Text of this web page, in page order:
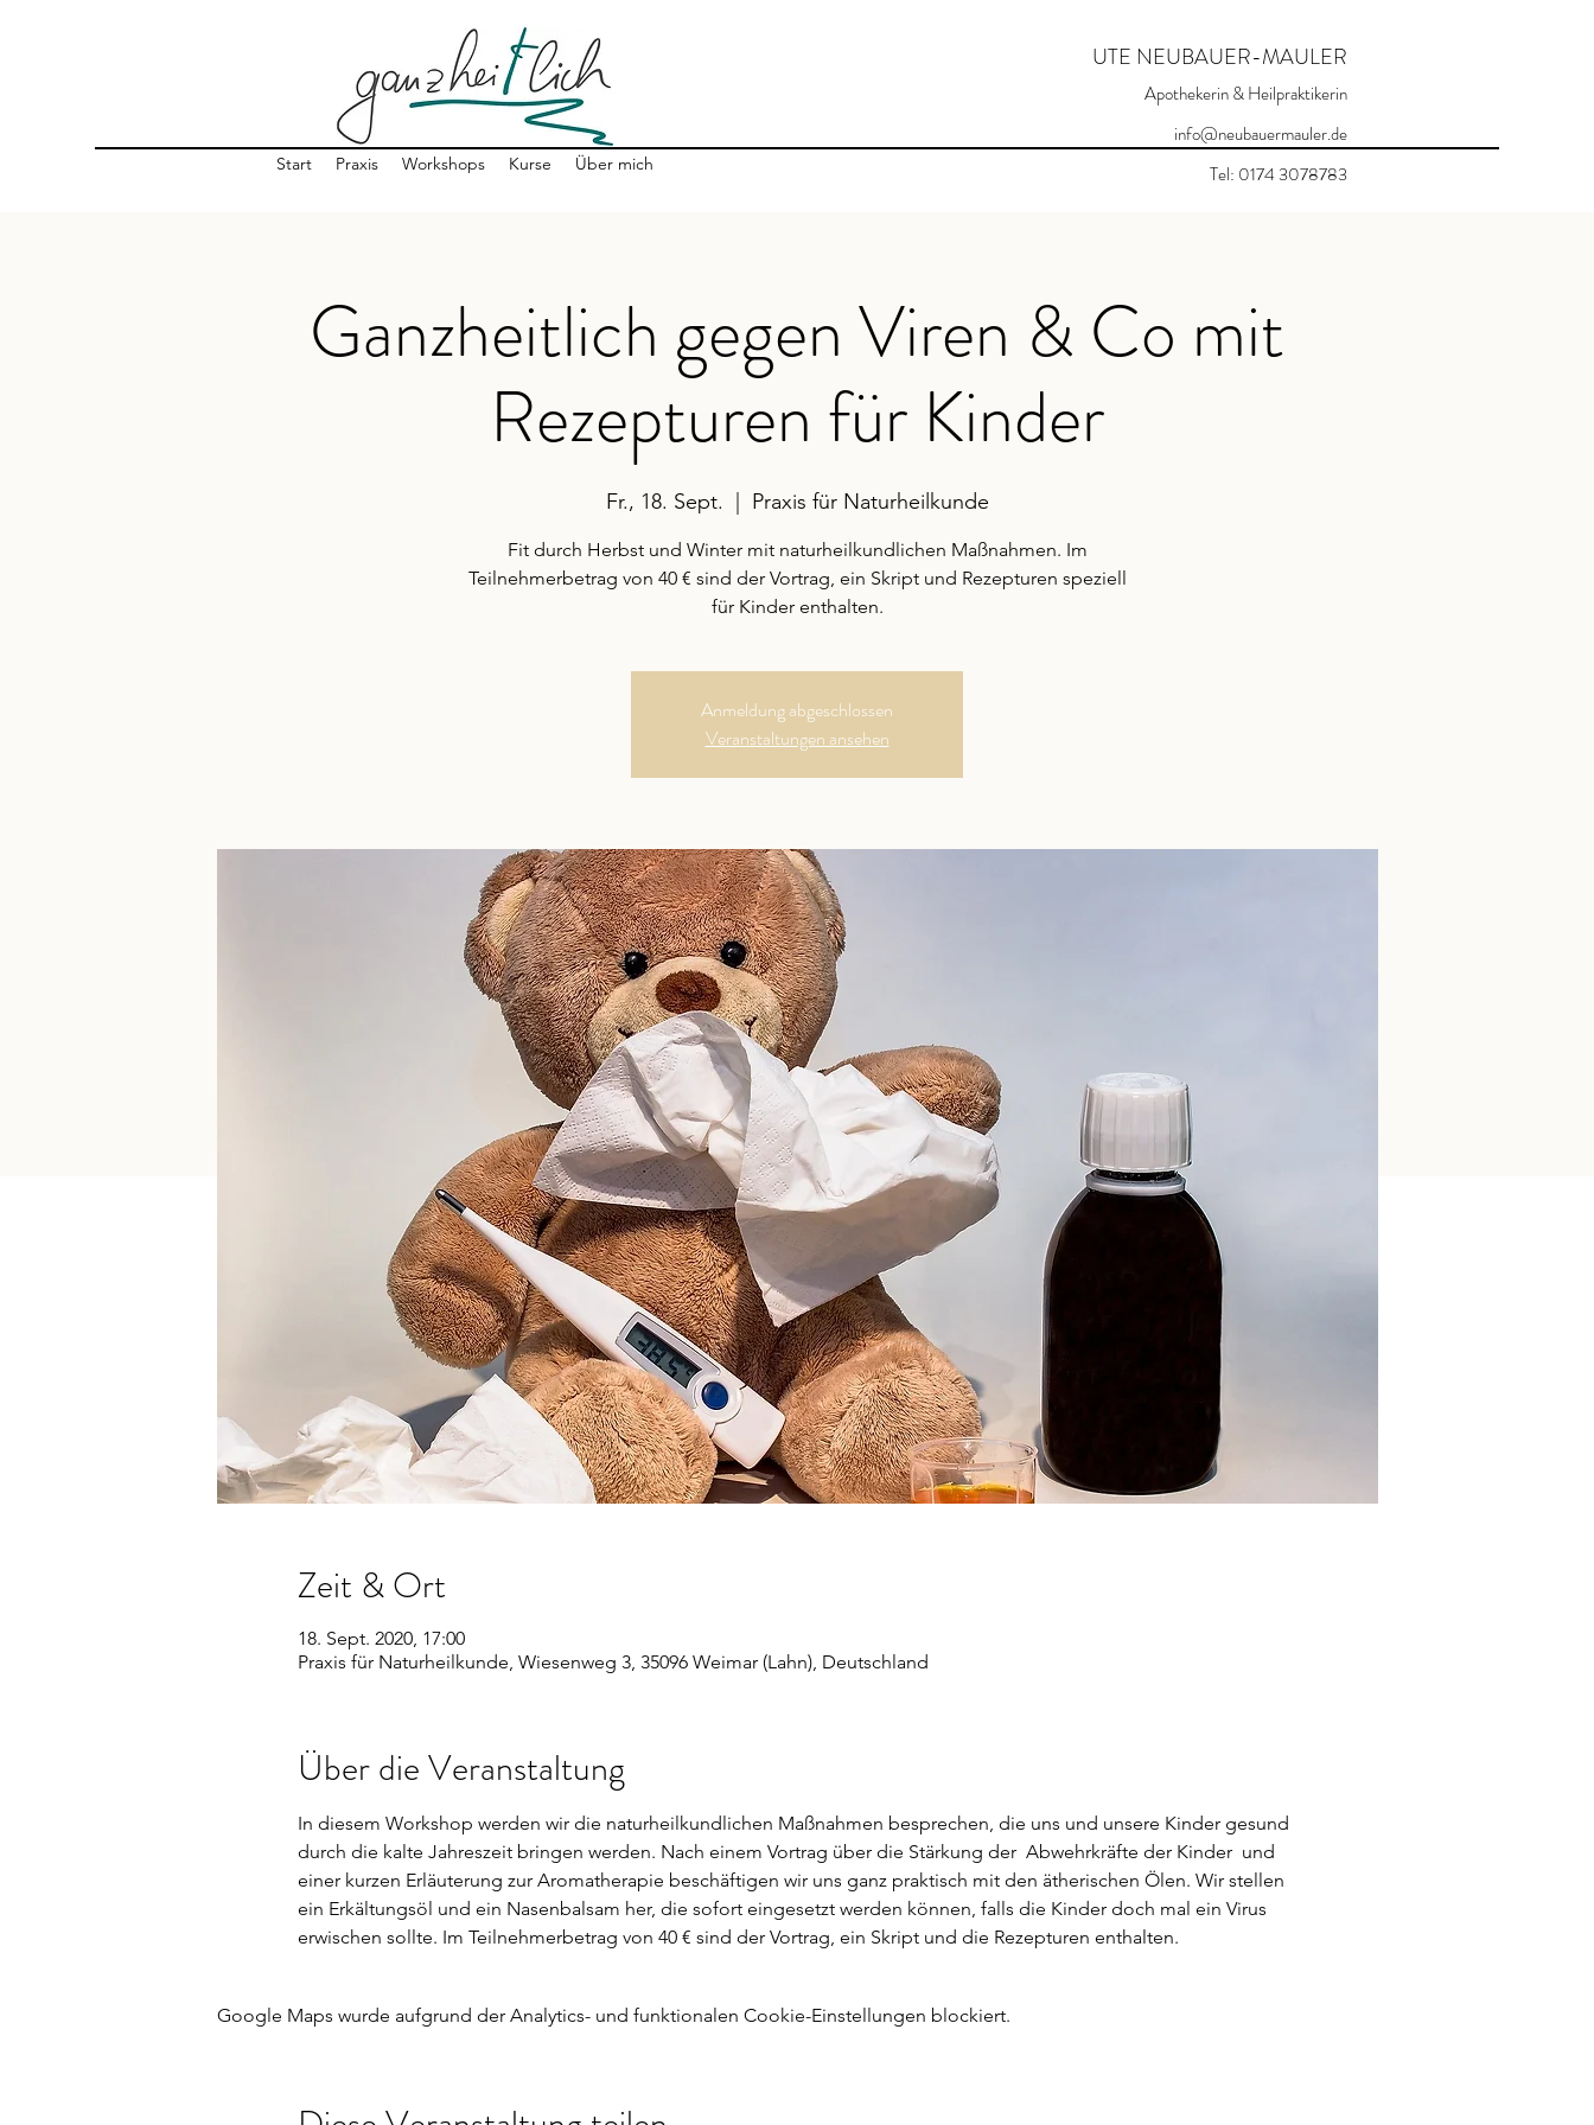
Start Praxis Workshops Kurse Über mich
UTE NEUBAUER-MAULER
Apothekerin & Heilpraktikerin
info@neubauermauler.de
Tel: 0174 3078783
Ganzheitlich gegen Viren & Co mit
Rezepturen für Kinder
Fr., 18. Sept. Praxis für Naturheilkunde
Fit durch Herbst und Winter mit naturheilkundlichen Maßnahmen. Im
Teilnehmerbetrag von 40 € sind der Vortrag, ein Skript und Rezepturen speziell
für Kinder enthalten.
Anmeldung abgeschlossen
Veranstaltungen ansehen
Zeit & Ort
18. Sept. 2020, 17:00
Praxis für Naturheilkunde, Wiesenweg 3, 35096 Weimar (Lahn), Deutschland
Über die Veranstaltung
In diesem Workshop werden wir die naturheilkundlichen Maßnahmen besprechen, die uns und unsere Kinder gesund
durch die kalte Jahreszeit bringen werden. Nach einem Vortrag über die Stärkung der  Abwehrkräfte der Kinder  und
einer kurzen Erläuterung zur Aromatherapie beschäftigen wir uns ganz praktisch mit den ätherischen Ölen. Wir stellen
ein Erkältungsöl und ein Nasenbalsam her, die sofort eingesetzt werden können, falls die Kinder doch mal ein Virus
erwischen sollte. Im Teilnehmerbetrag von 40 € sind der Vortrag, ein Skript und die Rezepturen enthalten.
Google Maps wurde aufgrund der Analytics- und funktionalen Cookie-Einstellungen blockiert.